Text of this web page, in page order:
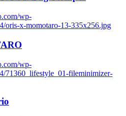
wp-
oris-x-momotaro-13-335x256.jpg
wp-
71360_lifestyle_01-fileminimizer-